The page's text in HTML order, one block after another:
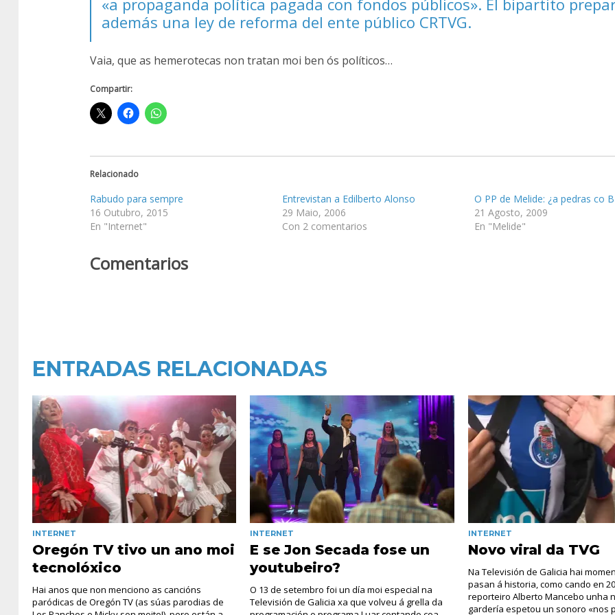
«a propaganda política pagada con fondos públicos». El bipartito
además una ley de reforma del ente público CRTVG.
Vaia, que as hemerotecas non tratan moi ben ós políticos…
Compartir:
Relacionado
Rabudo para sempre
16 Outubro, 2015
En "Internet"
Entrevistan a Edilberto Alonso
29 Maio, 2006
Con 2 comentarios
O PP de Melide: ¿a pedras co
21 Agosto, 2009
En "Melide"
Comentarios
ENTRADAS RELACIONADAS
INTERNET
Oregón TV tivo un ano moi
tecnolóxico
Hai anos que non menciono as cancións
paródicas de Oregón TV (as súas parodias de
INTERNET
E se Jon Secada fose un
youtubeiro?
O 13 de setembro foi un día moi especial na
Televisión de Galicia xa que volveu á grella da
INTERNET
Novo viral da TVG
Na Televisión de Galicia hai
pasan á historia, como cando en
reporteiro Alberto Mancebo unha
gardería espetou un sonoro «nos